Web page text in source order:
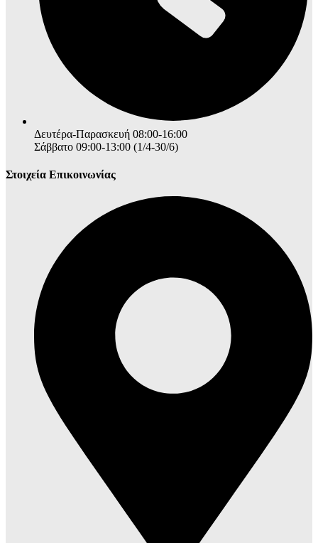
Δευτέρα-Παρασκευή 08:00-16:00
Σάββατο 09:00-13:00 (1/4-30/6)
Στοιχεία Επικοινωνίας